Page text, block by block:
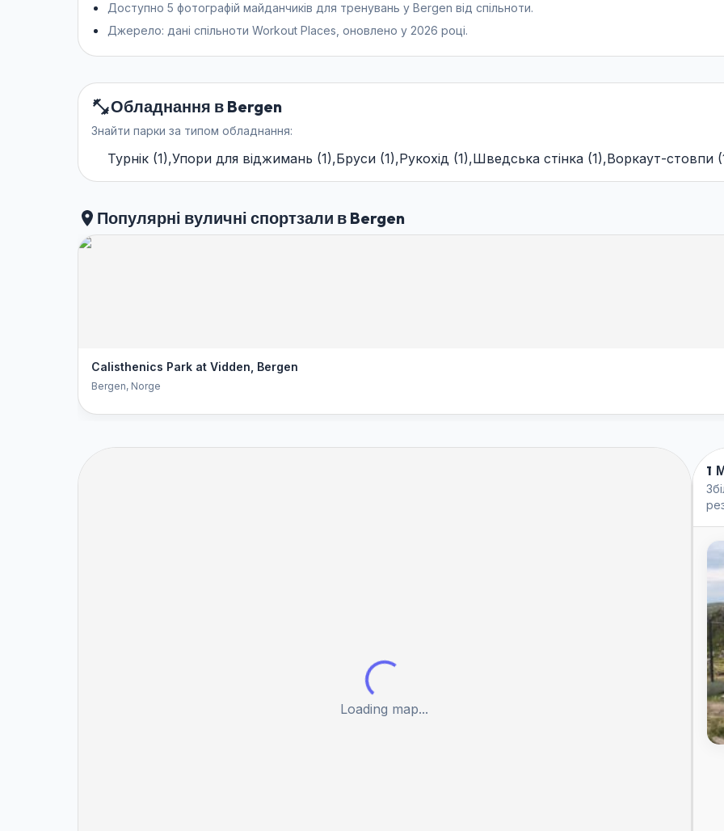
Доступно 5 фотографій майданчиків для тренувань у Bergen від спільноти.
Джерело: дані спільноти Workout Places, оновлено у 2026 році.
Обладнання в Bergen
Знайти парки за типом обладнання:
Турнік (1),Упори для віджимань (1),Бруси (1),Рукохід (1),Шведська стінка (1),Воркаут-стовпи (
Популярні вуличні спортзали в Bergen
Calisthenics Park at Vidden, Bergen
Bergen, Norge
Loading map...
1